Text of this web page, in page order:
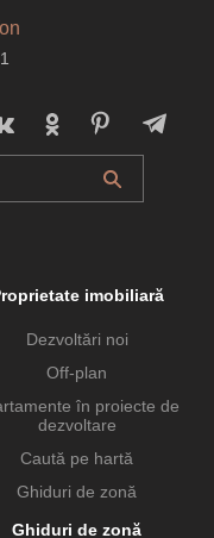
imobiliară
Dezvoltări noi
Off-plan
în proiecte de
dezvoltare
Caută pe hartă
Ghiduri de zonă
Ghiduri de zonă